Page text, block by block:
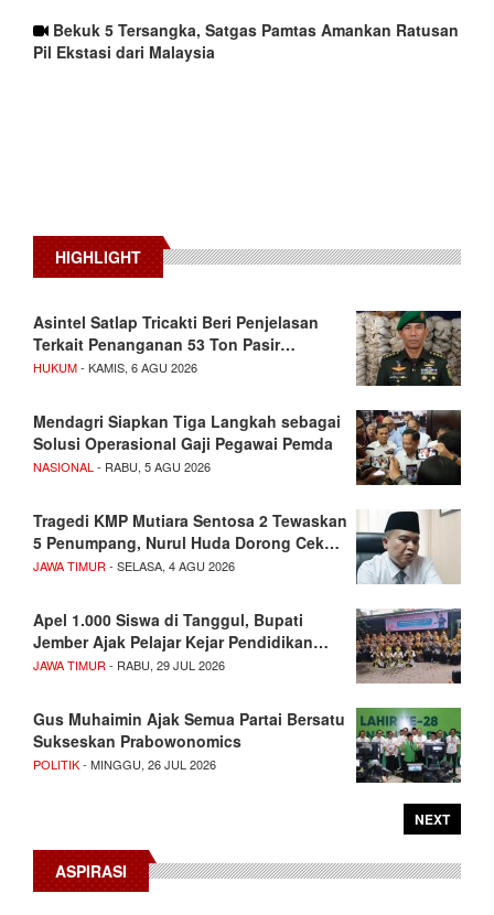
Bekuk 5 Tersangka, Satgas Pamtas Amankan Ratusan
Pil Ekstasi dari Malaysia
HIGHLIGHT
Asintel Satlap Tricakti Beri Penjelasan
Terkait Penanganan 53 Ton Pasir…
HUKUM- KAMIS, 6 AGU 2026
Mendagri Siapkan Tiga Langkah sebagai
Solusi Operasional Gaji Pegawai Pemda
NASIONAL - RABU, 5 AGU 2026
Tragedi KMP Mutiara Sentosa 2 Tewaskan
5 Penumpang, Nurul Huda Dorong Cek…
JAWA TIMUR - SELASA, 4 AGU 2026
Apel 1.000 Siswa di Tanggul, Bupati
Jember Ajak Pelajar Kejar Pendidikan…
JAWA TIMUR - RABU, 29 JUL 2026
Gus Muhaimin Ajak Semua Partai Bersatu
Sukseskan Prabowonomics
POLITIK- MINGGU, 26 JUL 2026
NEXT
ASPIRASI